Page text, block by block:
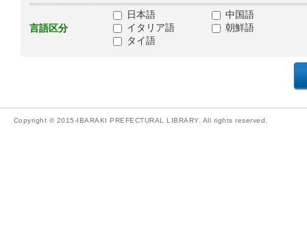
言語区分
日本語
中国語
イタリア語
朝鮮語
タイ語
Copyright © 2015-IBARAKI PREFECTURAL LIBRARY. All rights reserved.